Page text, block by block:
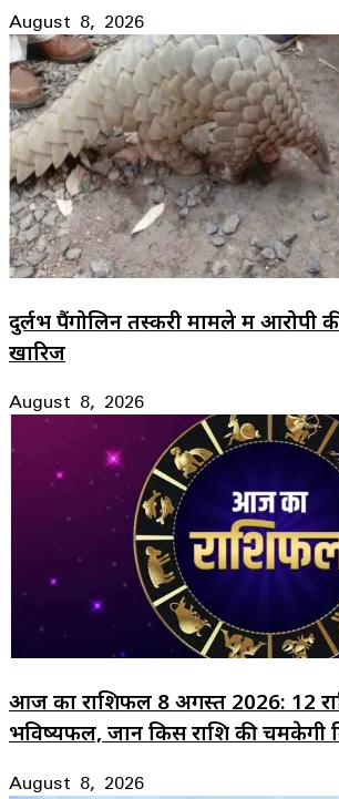
August 8, 2026
दुर्लभ पैंगोलिन तस्करी मामले में आरोपी
खारिज
August 8, 2026
आज का राशिफल 8 अगस्त 2026: 12
भविष्यफल, जानें किस राशि की चमकेगी
August 8, 2026